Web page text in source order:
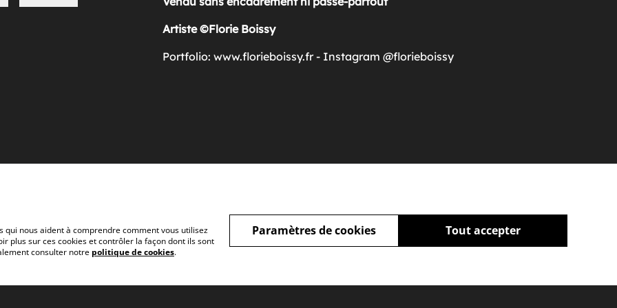
Artiste ©Florie Boissy
Portfolio: www.florieboissy.fr - Instagram @florieboissy
AUTRES VARIANTES DISPONIBLES
qui nous aident à comprendre comment vous utilisez
plus sur ces cookies et contrôler la façon dont ils sont
consulter notre politique de cookies.
Tout accepter
Paramètres de cookies